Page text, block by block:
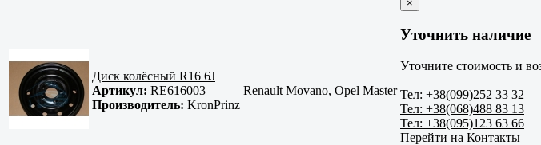
Диск колёсный R16 6J
Артикул: RE616003
Производитель: KronPrinz
Renault Movano, Opel Master
×
Уточнить наличие
Уточните стоимость и
Тел: +38(099)252 33 32
Тел: +38(068)488 83 13
Тел: +38(095)123 63 66
Перейти на Контакты